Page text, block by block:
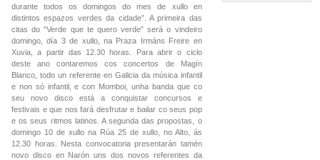
durante todos os domingos do mes de xullo en
distintos espazos verdes da cidade”. A primeira das
citas do “Verde que te quero verde” será o vindeiro
domingo, día 3 de xullo, na Praza Irmáns Freire en
Xuvia, a partir das 12.30 horas. Para abrir o ciclo
deste ano contaremos cos concertos de Magín
Blanco, todo un referente en Galicia da música infantil
e non só infantil, e con Momboi, unha banda que co
seu novo disco está a conquistar concursos e
festivais e que nos fará desfrutar e bailar co seus pop
e os seus ritmos latinos. A segunda das propostas, o
domingo 10 de xullo na Rúa 25 de xullo, no Alto, ás
12.30 horas. Nesta convocatoria presentarán tamén
novo disco en Narón uns dos novos referentes da